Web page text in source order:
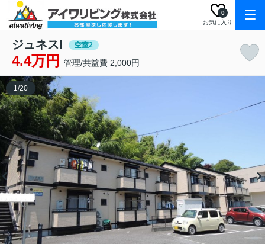
お気に入り
0
ジュネスI 空室2
4.4万円 管理/共益費 2,000円
1/20